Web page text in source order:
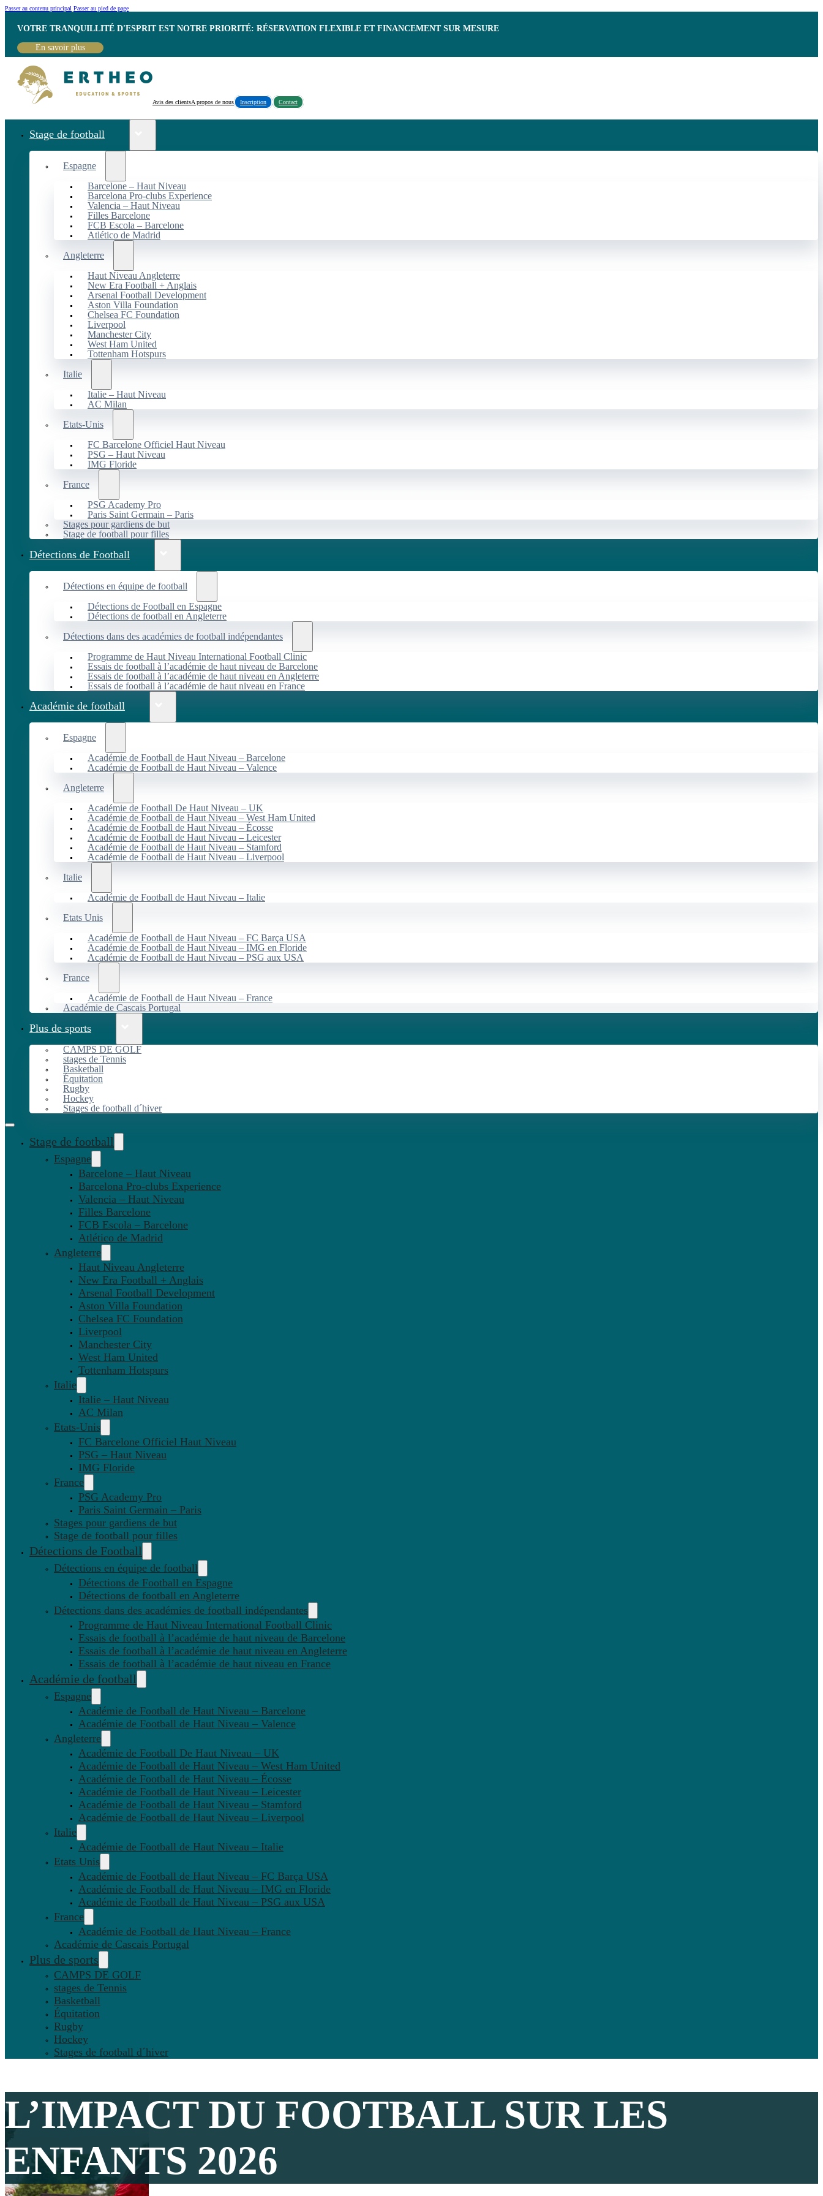
Passer au contenu principal Passer au pied de page
VOTRE TRANQUILLITÉ D'ESPRIT EST NOTRE PRIORITÉ: RÉSERVATION FLEXIBLE ET FINANCEMENT SUR MESURE
En savoir plus
Avis des clientsA propos de nous Inscription Contact
Stage de football
Espagne
Barcelone – Haut Niveau
Barcelona Pro-clubs Experience
Valencia – Haut Niveau
Filles Barcelone
FCB Escola – Barcelone
Atlético de Madrid
Angleterre
Haut Niveau Angleterre
New Era Football + Anglais
Arsenal Football Development
Aston Villa Foundation
Chelsea FC Foundation
Liverpool
Manchester City
West Ham United
Tottenham Hotspurs
Italie
Italie – Haut Niveau
AC Milan
Etats-Unis
FC Barcelone Officiel Haut Niveau
PSG – Haut Niveau
IMG Floride
France
PSG Academy Pro
Paris Saint Germain – Paris
Stages pour gardiens de but
Stage de football pour filles
Détections de Football
Détections en équipe de football
Détections de Football en Espagne
Détections de football en Angleterre
Détections dans des académies de football indépendantes
Programme de Haut Niveau International Football Clinic
Essais de football à l’académie de haut niveau de Barcelone
Essais de football à l’académie de haut niveau en Angleterre
Essais de football à l’académie de haut niveau en France
Académie de football
Espagne
Académie de Football de Haut Niveau – Barcelone
Académie de Football de Haut Niveau – Valence
Angleterre
Académie de Football De Haut Niveau – UK
Académie de Football de Haut Niveau – West Ham United
Académie de Football de Haut Niveau – Écosse
Académie de Football de Haut Niveau – Leicester
Académie de Football de Haut Niveau – Stamford
Académie de Football de Haut Niveau – Liverpool
Italie
Académie de Football de Haut Niveau – Italie
Etats Unis
Académie de Football de Haut Niveau – FC Barça USA
Académie de Football de Haut Niveau – IMG en Floride
Académie de Football de Haut Niveau – PSG aux USA
France
Académie de Football de Haut Niveau – France
Académie de Cascais Portugal
Plus de sports
CAMPS DE GOLF
stages de Tennis
Basketball
Équitation
Rugby
Hockey
Stages de football d´hiver
Stage de football
Espagne
Barcelone – Haut Niveau
Barcelona Pro-clubs Experience
Valencia – Haut Niveau
Filles Barcelone
FCB Escola – Barcelone
Atlético de Madrid
Angleterre
Haut Niveau Angleterre
New Era Football + Anglais
Arsenal Football Development
Aston Villa Foundation
Chelsea FC Foundation
Liverpool
Manchester City
West Ham United
Tottenham Hotspurs
Italie
Italie – Haut Niveau
AC Milan
Etats-Unis
FC Barcelone Officiel Haut Niveau
PSG – Haut Niveau
IMG Floride
France
PSG Academy Pro
Paris Saint Germain – Paris
Stages pour gardiens de but
Stage de football pour filles
Détections de Football
Détections en équipe de football
Détections de Football en Espagne
Détections de football en Angleterre
Détections dans des académies de football indépendantes
Programme de Haut Niveau International Football Clinic
Essais de football à l’académie de haut niveau de Barcelone
Essais de football à l’académie de haut niveau en Angleterre
Essais de football à l’académie de haut niveau en France
Académie de football
Espagne
Académie de Football de Haut Niveau – Barcelone
Académie de Football de Haut Niveau – Valence
Angleterre
Académie de Football De Haut Niveau – UK
Académie de Football de Haut Niveau – West Ham United
Académie de Football de Haut Niveau – Écosse
Académie de Football de Haut Niveau – Leicester
Académie de Football de Haut Niveau – Stamford
Académie de Football de Haut Niveau – Liverpool
Italie
Académie de Football de Haut Niveau – Italie
Etats Unis
Académie de Football de Haut Niveau – FC Barça USA
Académie de Football de Haut Niveau – IMG en Floride
Académie de Football de Haut Niveau – PSG aux USA
France
Académie de Football de Haut Niveau – France
Académie de Cascais Portugal
Plus de sports
CAMPS DE GOLF
stages de Tennis
Basketball
Équitation
Rugby
Hockey
Stages de football d´hiver
L’IMPACT DU FOOTBALL SUR LES
ENFANTS 2026